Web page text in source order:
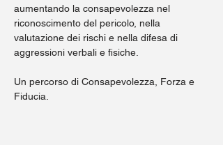
aumentando la consapevolezza nel
riconoscimento del pericolo, nella
valutazione dei rischi e nella difesa di
aggressioni verbali e fisiche.
Un percorso di Consapevolezza, Forza e
Fiducia.